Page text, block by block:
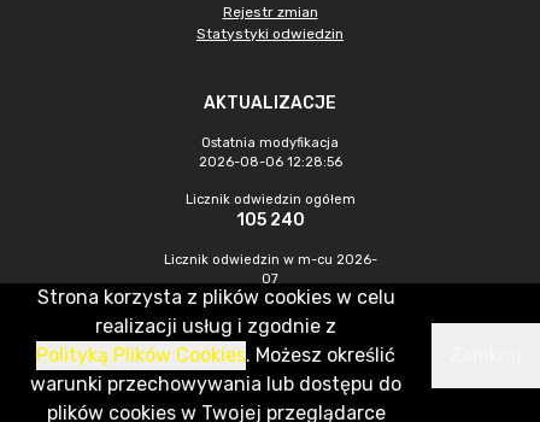
Rejestr zmian
Statystyki odwiedzin
AKTUALIZACJE
Ostatnia modyfikacja
2026-08-06 12:28:56
Licznik odwiedzin ogółem
105 240
Licznik odwiedzin w m-cu 2026-
07
616
CMS & Hosting: Nefeni Sp. z o.o.
Strona korzysta z plików cookies w celu
realizacji usług i zgodnie z
Polityką Plików Cookies. Możesz określić
warunki przechowywania lub dostępu do
plików cookies w Twojej przeglądarce